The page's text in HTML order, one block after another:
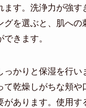
ます。洗浄力が強す
グを選ぶと、肌への
きます。
っかりと保湿を行い
て乾燥しがちな頬や
があります。使用す